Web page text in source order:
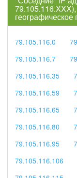
79.105.116.0
79.105.116.7
79.105.116.35
79.105.116.59
79.105.116.65
79.105.116.80
79.105.116.95
79.105.116.106